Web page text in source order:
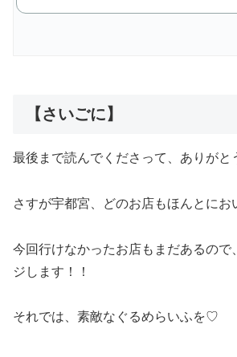
【さいごに】
最後まで読んでくださって、ありが
さすが宇都宮、どのお店もほんとにお
今回行けなかったお店もまだあるので
ジします！！
それでは、素敵なぐるめらいふを♡